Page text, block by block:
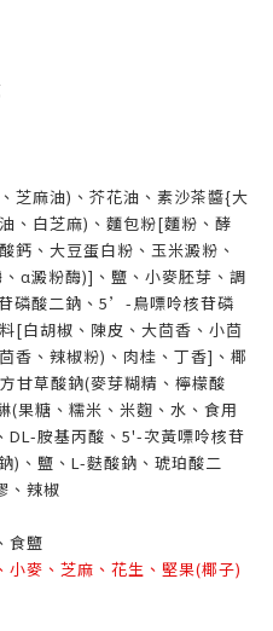
芝麻油)、芥花油、素沙茶醬{大
、白芝麻)、麵包粉[麵粉、酵
鈣、大豆蛋白粉、玉米澱粉、
α澱粉酶)]、鹽、小麥胚芽、調
磷酸二鈉、5’-鳥嘌呤核苷磷
[白胡椒、陳皮、大茴香、小茴
香、辣椒粉)、肉桂、丁香]、椰
甘草酸鈉(麥芽糊精、檸檬酸
(果糖、糯米、米麴、水、食用
DL-胺基丙酸、5'-次黃嘌呤核苷
)、鹽、L-麩酸鈉、琥珀酸二
、辣椒
食鹽
小麥、芝麻、花生、堅果(椰子)